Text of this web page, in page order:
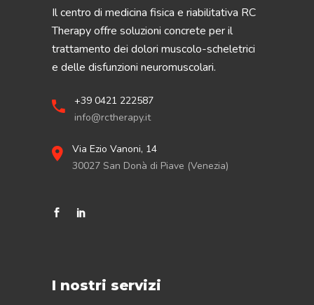
Il centro di medicina fisica e riabilitativa RC
Therapy offre soluzioni concrete per il
trattamento dei dolori muscolo-scheletrici
e delle disfunzioni neuromuscolari.
+39 0421 222587
info@rctherapy.it
Via Ezio Vanoni, 14
30027 San Donà di Piave (Venezia)
I nostri servizi